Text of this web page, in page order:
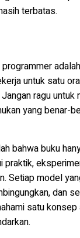
terbatas.
untuk satu
ragu
yang benar-
bahwa buku
praktik,
Setiap model
dan
satu konsep